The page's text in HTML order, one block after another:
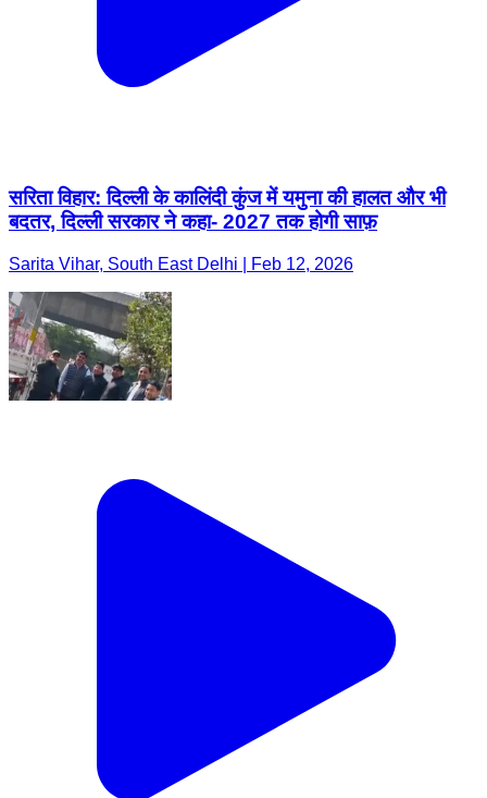
सरिता विहार: दिल्ली के कालिंदी कुंज में यमुना की हालत और भी
बदतर, दिल्ली सरकार ने कहा- 2027 तक होगी साफ़
Sarita Vihar, South East Delhi | Feb 12, 2026